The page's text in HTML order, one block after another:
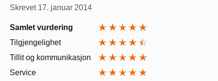
Skrevet 17. januar 2014
Samlet vurdering
Tilgjengelighet
Tillit og kommunikasjon
Service